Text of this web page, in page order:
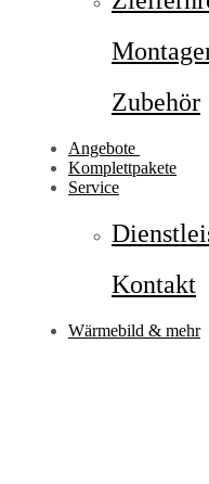
Zubehör
Angebote
Komplettpakete
Service
Kontakt
Wärmebild & mehr